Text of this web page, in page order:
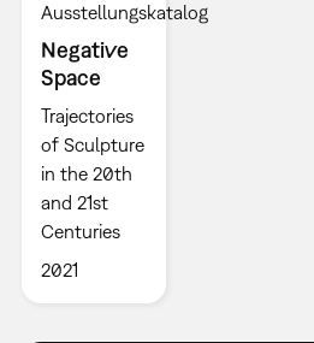
Ausstellungskatalog
Negative
Space
Trajectories
of Sculpture
in the 20th
and 21st
Centuries
2021